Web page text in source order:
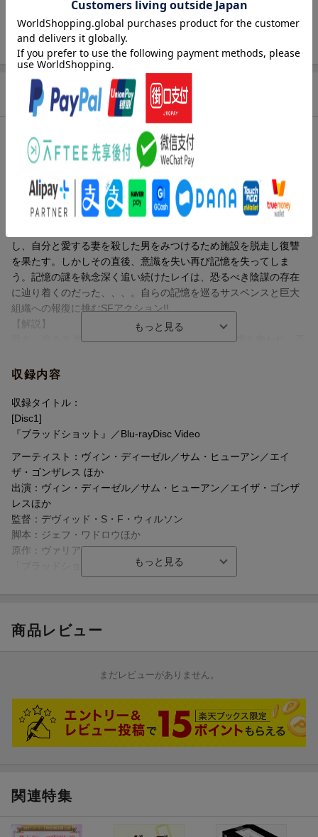
映像特典内容
【映像特典】
キャストたちの挑戦／製作の舞台裏／未公
開シーン(5種)／NGシーン
販売元
ント
収録時間 144分／144分
BRBO-81633
画面サイズ シネスコサイズ
色彩 カラー
英語(オリジナル言語)／日本語(吹替言語)
ジナル音声方式)／dtsHD Master Audio5.1c
hサラウンド(吹替音声方式)
字幕言語 日本語字幕／英語字幕
制作国 アメリカ
制作年 2020年
商品説明
ストーリー
【ストーリー】
アメリカ海兵隊員のレイとその妻が何者かに殺害される。レイは
とある組織の最新テクノロジーにより圧倒的パワーと回復能力を
有した超人“ブラッドショット"として蘇生させられる。組織の訓練
し、自分と愛する妻を殺した男をみつけるため施設を脱走し復讐
を果たす。しかしその直後、意識を失い再び記憶を失ってしま
う。記憶の謎を執念深く追い続けたレイは、恐るべき陰謀の存在
に辿り着くのだった、、、。自らの記憶を巡るサスペンスと巨大
組織への報復に挑むSFアクション!!
【解説】
蠢き、滾る血 地獄から蘇ったスーパーヒーロー/記憶を奪われ、不
ット)"/『ワイルド・スピード』シリーズのヴィン・ディーゼル主
に闘うSFアクション
収録内容
収録タイトル：
[Disc1]
『ブラッドショット』／Blu-rayDisc Video
アーティスト：ヴィン・ディーゼル／サム・ヒューアン／エイ
ザ・ゴンザレス ほか
出演：ヴィン・ディーゼル／サム・ヒューアン／エイザ・ゴンザ
レスほか
監督：デヴィッド・S・F・ウィルソン
脚本：ジェフ・ワドロウほか
原作：ヴァリアント・コミックス
商品レビュー
まだレビューがありません。
関連特集